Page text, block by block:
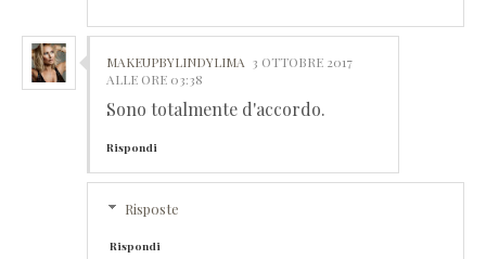
MAKEUPBYLINDYLIMA 3 OTTOBRE 2017
ALLE ORE 03:38
Sono totalmente d'accordo.
Rispondi
Risposte
Rispondi